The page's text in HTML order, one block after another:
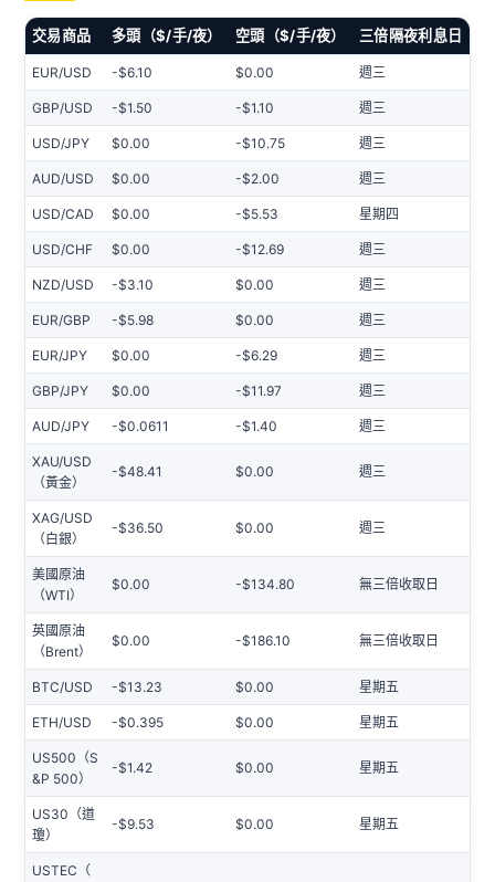
交易商品 多頭（$/手/夜） 空頭（$/手/夜） 三倍隔夜利息日
EUR/USD -$6.10 $0.00 週三
GBP/USD -$1.50 -$1.10 週三
USD/JPY $0.00 -$10.75 週三
AUD/USD $0.00 -$2.00 週三
USD/CAD $0.00 -$5.53 星期四
USD/CHF $0.00 -$12.69 週三
NZD/USD -$3.10 $0.00 週三
EUR/GBP -$5.98 $0.00 週三
EUR/JPY $0.00 -$6.29 週三
GBP/JPY $0.00 -$11.97 週三
AUD/JPY -$0.0611 -$1.40 週三
XAU/USD
（黃金）
-$48.41 $0.00 週三
XAG/USD
（白銀）
-$36.50 $0.00 週三
美國原油
（WTI）
$0.00 -$134.80 無三倍收取日
英國原油
（Brent）
$0.00 -$186.10 無三倍收取日
BTC/USD -$13.23 $0.00 星期五
ETH/USD -$0.395 $0.00 星期五
US500（S
&P 500）
-$1.42 $0.00 星期五
US30（道
瓊）
-$9.53 $0.00 星期五
USTEC（